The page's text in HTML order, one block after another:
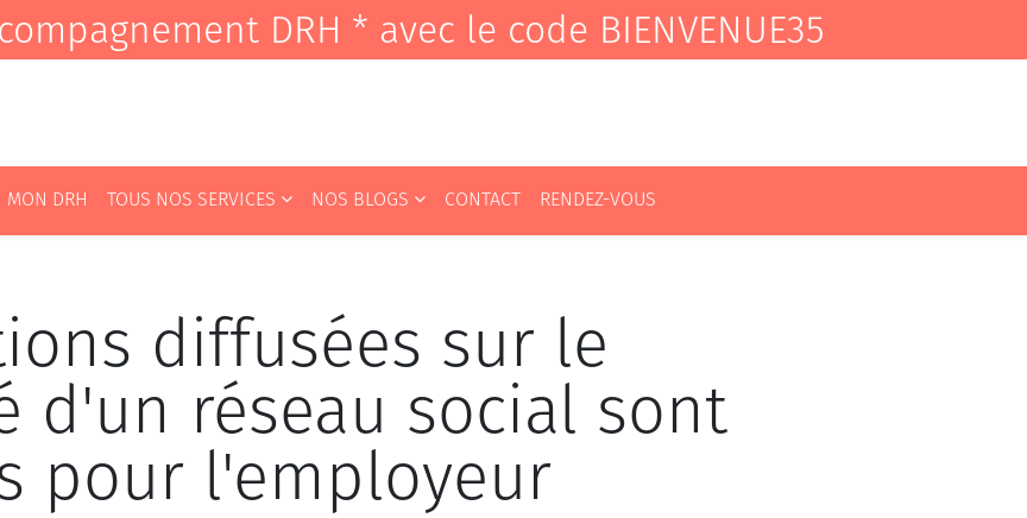
DRH * avec le code BIENVENUE35
MON DRH TOUS NOS SERVICES NOS BLOGS CONTACT RENDEZ-VOUS
diffusées sur le
d'un réseau social sont
pour l'employeur